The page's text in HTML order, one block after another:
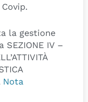
la gestione
IV –
Nota